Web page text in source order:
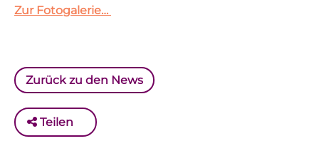
Zur Fotogalerie…
Zurück zu den News
Teilen